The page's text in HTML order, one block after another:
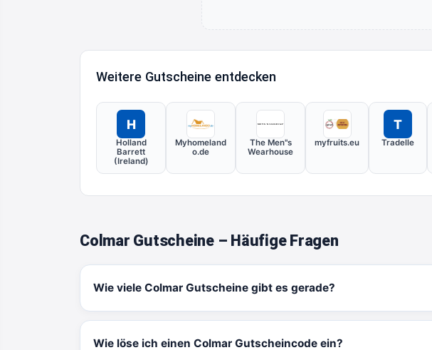
Weitere Gutscheine entdecken
H
Holland
Barrett
(Ireland)
Myhomeland
o.de
The Men''s
Wearhouse
myfruits.eu
T
Tradelle
Colmar Gutscheine – Häufige Fragen
Wie viele Colmar Gutscheine gibt es gerade?
Wie löse ich einen Colmar Gutscheincode ein?